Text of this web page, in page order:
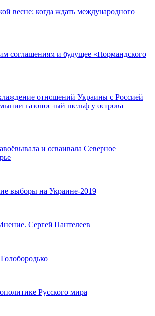
весне: когда ждать международного
соглашениям и будущее «Нормандского
отношений Украины с Россией
газоносный шельф у острова
и осваивала Северное
выборы на Украине-2019
Сергей Пантелеев
Русского мира